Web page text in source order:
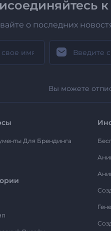
о последних
Вы можете
Для Брендинга